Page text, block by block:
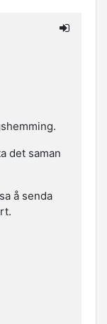
det saman
å senda